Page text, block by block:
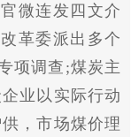
微连发四文介
革委派出多个
项调查;煤炭主
业以实际行动
，市场煤价理